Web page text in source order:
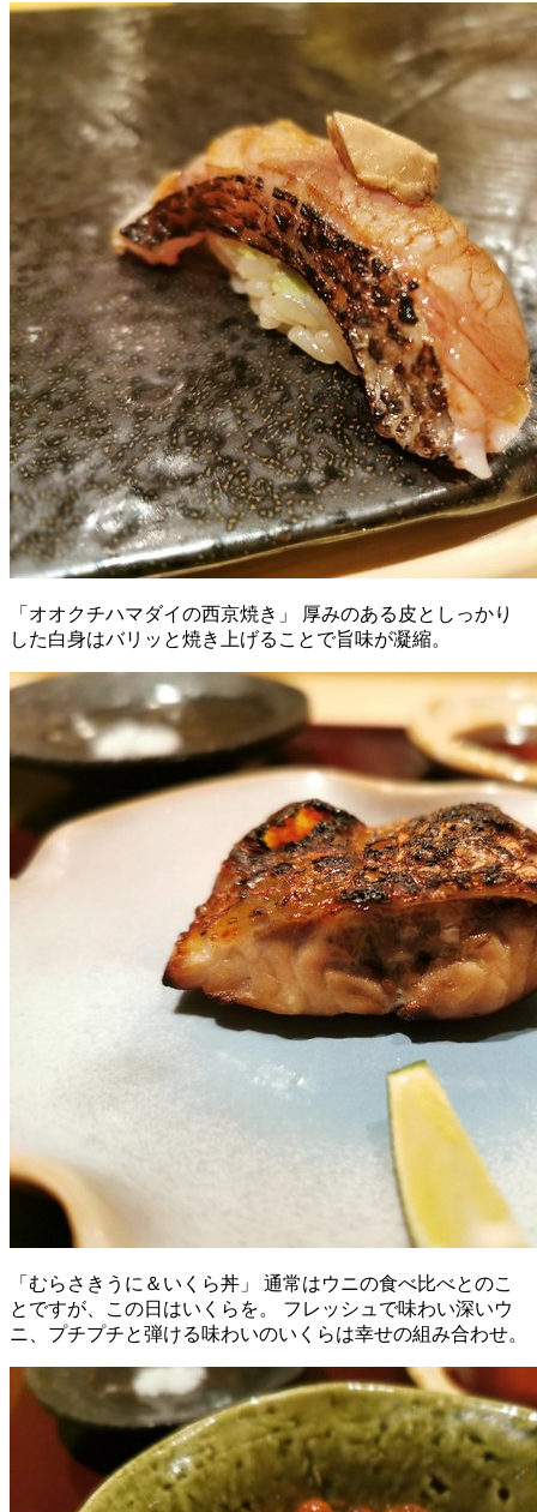
「オオクチハマダイの西京焼き」 厚みのある皮としっかり
した白身はバリッと焼き上げることで旨味が凝縮。
「むらさきうに＆いくら丼」 通常はウニの食べ比べとのこ
とですが、この日はいくらを。 フレッシュで味わい深いウ
ニ、プチプチと弾ける味わいのいくらは幸せの組み合わせ。